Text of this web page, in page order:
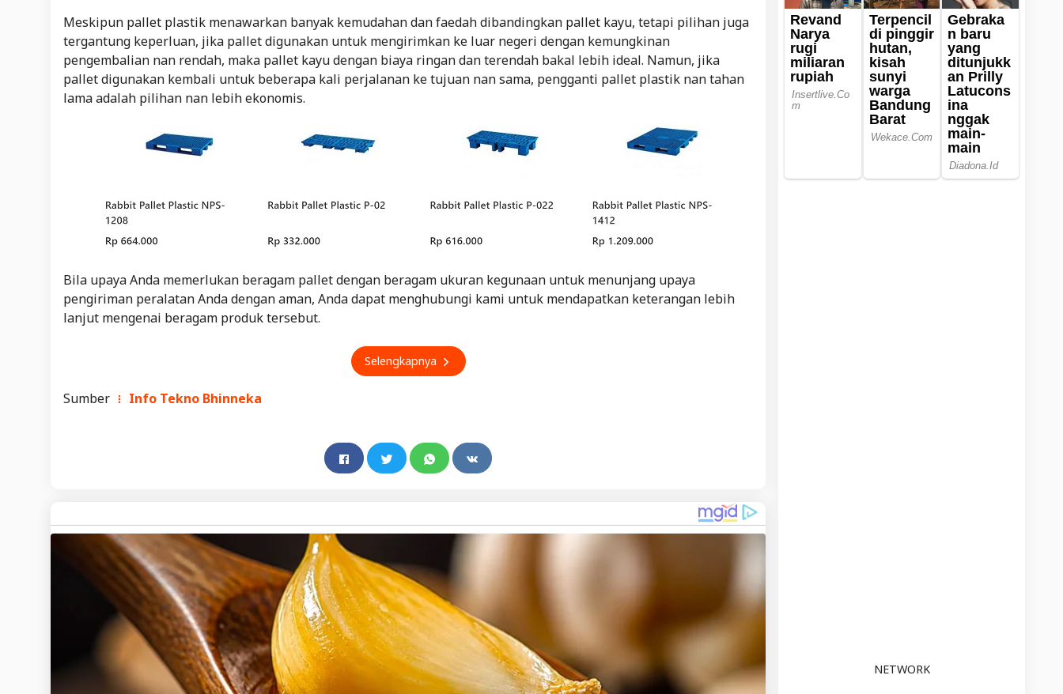
Meskipun pallet plastik menawarkan banyak kemudahan dan faedah dibandingkan pallet kayu, tetapi pilihan juga
tergantung keperluan, jika pallet digunakan untuk mengirimkan ke luar negeri dengan kemungkinan
pengembalian nan rendah, maka pallet kayu dengan biaya ringan dan terendah bakal lebih ideal. Namun, jika
pallet digunakan kembali untuk beberapa kali perjalanan ke tujuan nan sama, pengganti pallet plastik nan tahan
lama adalah pilihan nan lebih ekonomis.
Bila upaya Anda memerlukan beragam pallet dengan beragam ukuran kegunaan untuk menunjang upaya
pengiriman peralatan Anda dengan aman, Anda dapat menghubungi kami untuk mendapatkan keterangan lebih
lanjut mengenai beragam produk tersebut.
Selengkapnya
Sumber Info Tekno Bhinneka
NETWORK